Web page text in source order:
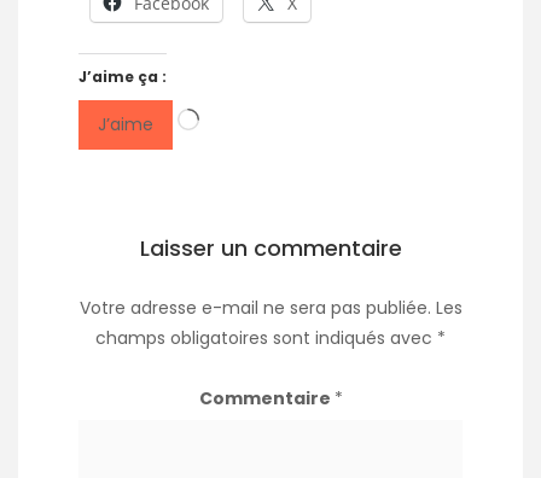
J’aime ça :
J’aime Chargement…
Laisser un commentaire
Votre adresse e-mail ne sera pas publiée. Les
champs obligatoires sont indiqués avec *
Commentaire *